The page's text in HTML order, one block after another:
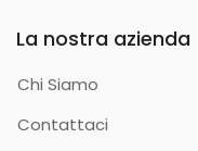
La nostra azienda
Chi Siamo
Contattaci